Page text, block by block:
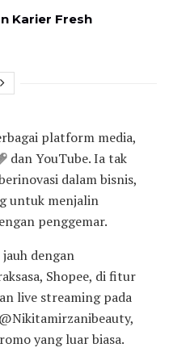
Karier Fresh
platform media,
dan YouTube. Ia tak
dalam bisnis,
untuk menjalin
penggemar.
dengan
Shopee, di fitur
live streaming pada
yang luar biasa.